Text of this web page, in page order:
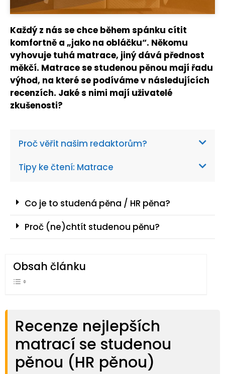
Každý z nás se chce během spánku cítit
komfortně a „jako na obláčku“. Někomu
vyhovuje tuhá matrace, jiný dává přednost
měkčí. Matrace se studenou pěnou mají řadu
výhod, na které se podíváme v následujících
recenzích. Jaké s nimi mají uživatelé
zkušenosti?
Proč věřit našim redaktorům?
Tipy ke čtení: Matrace
Co je to studená pěna / HR pěna?
Proč (ne)chtít studenou pěnu?
Obsah článku
Recenze nejlepších
matrací se studenou
pěnou (HR pěnou)